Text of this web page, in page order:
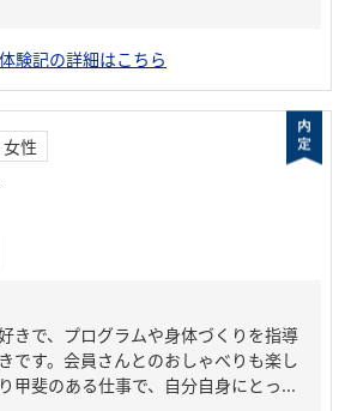
体験記の詳細はこちら
女性
きで、プログラムや身体づくりを指導
です。会員さんとのおしゃべりも楽し
甲斐のある仕事で、自分自身にとっ...